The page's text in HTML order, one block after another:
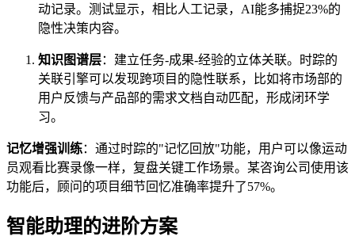
动记录。测试显示，相比人工记录，AI能多捕捉23%的
隐性决策内容。
知识图谱层：建立任务-成果-经验的立体关联。时踪的
关联引擎可以发现跨项目的隐性联系，比如将市场部的
用户反馈与产品部的需求文档自动匹配，形成闭环学
习。
记忆增强训练：通过时踪的"记忆回放"功能，用户可以像运动
员观看比赛录像一样，复盘关键工作场景。某咨询公司使用该
功能后，顾问的项目细节回忆准确率提升了57%。
智能助理的进阶方案